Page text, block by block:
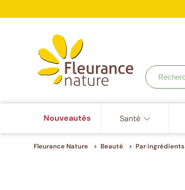
Recherche
(mots-
clés,
Nouveautés Santé
Fleurance Nature Beauté Par ingrédients
ISO